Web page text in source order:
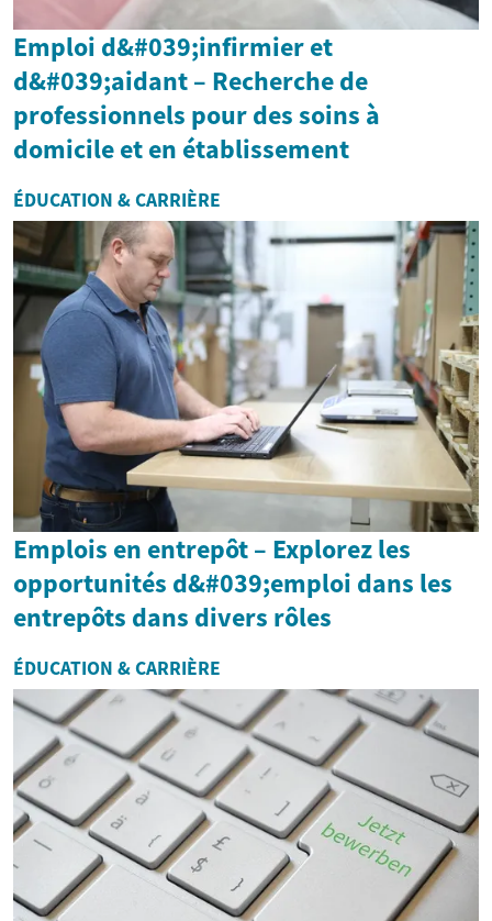
Emploi d&#039;infirmier et
d&#039;aidant – Recherche de
professionnels pour des soins à
domicile et en établissement
ÉDUCATION & CARRIÈRE
Emplois en entrepôt – Explorez les
opportunités d&#039;emploi dans les
entrepôts dans divers rôles
ÉDUCATION & CARRIÈRE